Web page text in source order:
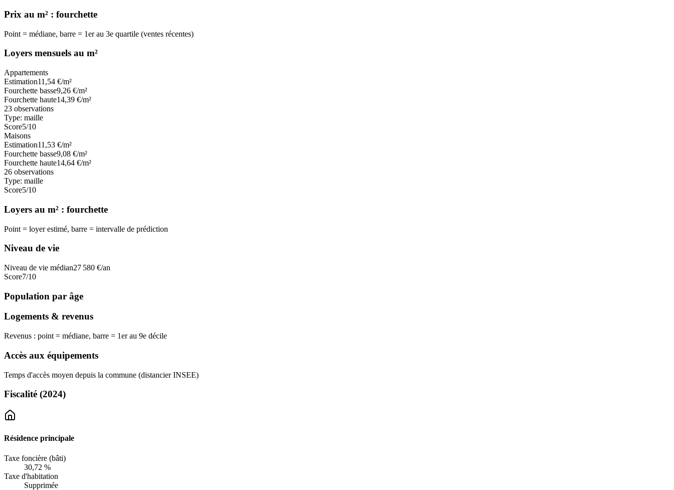
Prix au m² : fourchette
Point = médiane, barre = 1er au 3e quartile (ventes récentes)
Loyers mensuels au m²
Appartements
Estimation11,54 €/m²
Fourchette basse9,26 €/m²
Fourchette haute14,39 €/m²
23 observations
Type: maille
Score5/10
Maisons
Estimation11,53 €/m²
Fourchette basse9,08 €/m²
Fourchette haute14,64 €/m²
26 observations
Type: maille
Score5/10
Loyers au m² : fourchette
Point = loyer estimé, barre = intervalle de prédiction
Niveau de vie
Niveau de vie médian27 580 €/an
Score7/10
Population par âge
Logements & revenus
Revenus : point = médiane, barre = 1er au 9e décile
Accès aux équipements
Temps d'accès moyen depuis la commune (distancier INSEE)
Fiscalité (2024)
Résidence principale
Taxe foncière (bâti)
30,72 %
Taxe d'habitation
Supprimée